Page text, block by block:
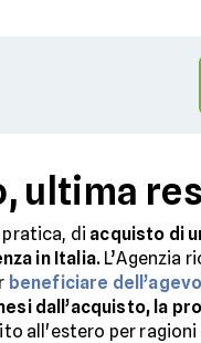
ultima
di acquisto di
in Italia. L’Agenzia
beneficiare
dall’acquisto, la
all'estero per